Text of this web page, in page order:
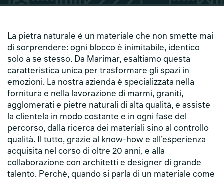
La pietra naturale è un materiale che non smette mai
di sorprendere: ogni blocco è inimitabile, identico
solo a se stesso. Da Marimar, esaltiamo questa
caratteristica unica per trasformare gli spazi in
emozioni. La nostra azienda è specializzata nella
fornitura e nella lavorazione di marmi, graniti,
agglomerati e pietre naturali di alta qualità, e assiste
la clientela in modo costante e in ogni fase del
percorso, dalla ricerca dei materiali sino al controllo
qualità. Il tutto, grazie al know-how e all’esperienza
acquisita nel corso di oltre 20 anni, e alla
collaborazione con architetti e designer di grande
talento. Perché, quando si parla di un materiale come